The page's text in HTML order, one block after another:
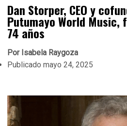
Dan Storper, CEO y
Putumayo World Music,
74 años
Por Isabela Raygoza
Publicado mayo 24, 2025